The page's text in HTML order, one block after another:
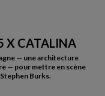
X CATALINA
— une architecture
— pour mettre en scène
Burks.